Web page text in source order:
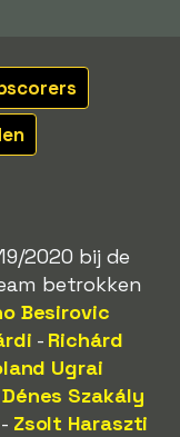
2020 bij de
betrokken
Besirovic
- Richárd
Ugrai
Dénes Szakály
- Zsolt Haraszti